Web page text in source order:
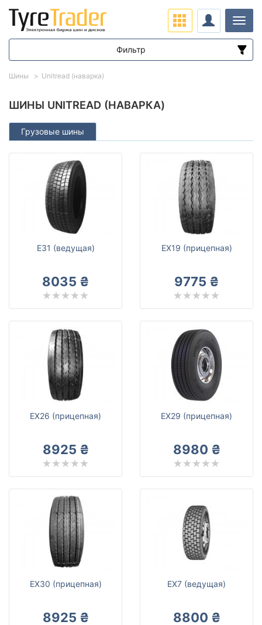
ШИНЫ UNITREAD (НАВАРКА)
Грузовые шины
E31 (ведущая)
8035 ₴
EX19 (прицепная)
9775 ₴
EX26 (прицепная)
8925 ₴
EX29 (прицепная)
8980 ₴
EX30 (прицепная)
8925 ₴
EX7 (ведущая)
8800 ₴
Шины Unitread (наварка)
Фильтр
Диапазон цен
Подбор по параметрам
Все бренды
Тип транспортного средства
Сбросить Подобрать